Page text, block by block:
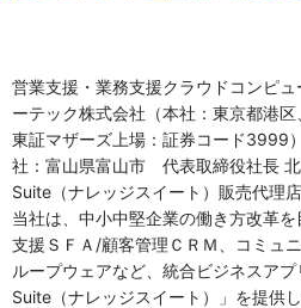
営業支援・業務支援クラウドコンピ
ーテック株式会社（本社：東京都港区
東証マザーズ上場：証券コード3999
社：富山県富山市 代表取締役社長
Suite（ナレッジスイート）販売代理
当社は、中小中堅企業の働き方改革
支援ＳＦＡ/顧客管理ＣＲＭ、コミュ
ループウェアなど、統合ビジネスア
Suite（ナレッジスイート）」を提供